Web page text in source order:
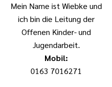
Mein Name ist Wiebke und
ich bin die Leitung der
Offenen Kinder- und
Jugendarbeit.
Mobil:
0163 7016271